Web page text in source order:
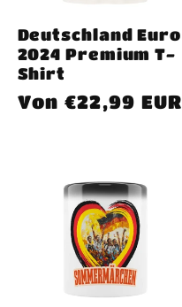
e
:
Deutschland Euro
2024 Premium T-
Shirt
Normaler
Von €22,99 EUR